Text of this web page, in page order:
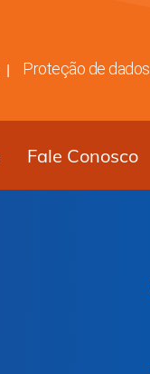
Proteção de dados
Fale Conosco